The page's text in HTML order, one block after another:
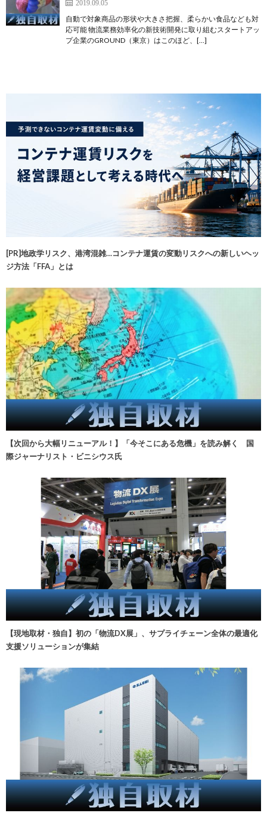
2019.09.05
自動で対象商品の形状や大きさ把握、柔らかい食品なども対
応可能 物流業務効率化の新技術開発に取り組むスタートアッ
プ企業のGROUND（東京）はこのほど、[…]
[PR]地政学リスク、港湾混雑…コンテナ運賃の変動リスクへの新しいヘッ
ジ方法「FFA」とは
【次回から大幅リニューアル！】「今そこにある危機」を読み解く 国
際ジャーナリスト・ビニシウス氏
【現地取材・独自】初の「物流DX展」、サプライチェーン全体の最適化
支援ソリューションが集結